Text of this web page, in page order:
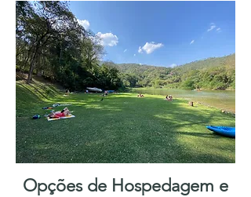
Opções de Hospedagem e